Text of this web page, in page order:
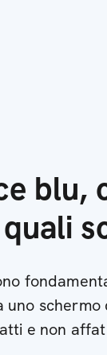
blu,
schermo
e non